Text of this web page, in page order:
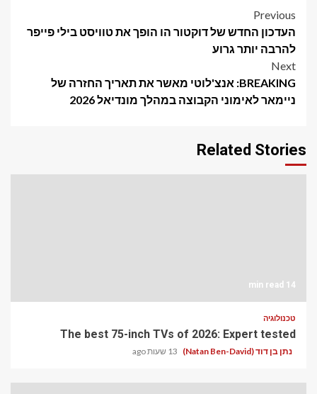
Post
navigation
Previous
העדכון החדש של דוקטור הו הופך את טוויסט בילי פייפר
להרבה יותר גרוע
Next
BREAKING: אנצ'לוטי מאשר את תאריך החזרה של
ניימאר לאימוני הקבוצה במהלך מונדיאל 2026
Related Stories
14 min read
טכנולוגיה
The best 75-inch TVs of 2026: Expert tested
נתן בן דוד (Natan Ben-David) 13 שעות ago